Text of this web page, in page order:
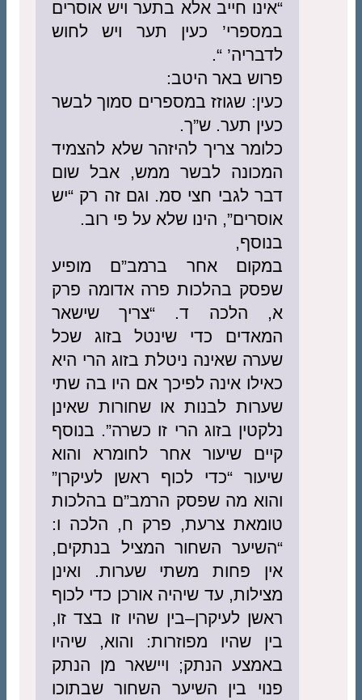
“אינו חייב אלא בתער ויש אוסרים
במספרי’ כעין תער ויש לחוש
לדבריה’ “.
פרוש באר היטב:
כעין: שגוזז במספרים סמוך לבשר
כעין תער. ש”ך.
כלומר צריך להיזהר שלא להצמיד
המכונה לבשר ממש, אבל שום
דבר לגבי חצי סמ. וגם זה רק “יש
אוסרים”, הינו שלא על פי רוב.
בנוסף,
במקום אחר ברמב”ם מופיע
שפסק בהלכות פרה אדומה פרק
א, הלכה ד. “צריך שישאר
המאדים כדי שינטל בזוג שכל
שערה שאינה ניטלת בזוג הרי היא
כאילו אינה לפיכך אם היו בה שתי
שערות לבנות או שחורות שאינן
נלקטין בזוג הרי זו כשרה”. בנוסף
קיים שיעור אחר לחומרא והוא
שיעור “כדי לכוף ראשן לעיקרן”
והוא מה שפסק הרמב”ם בהלכות
טומאת צרעת, פרק ח, הלכה ו:
“השיער השחור המציל בנתקים,
אין פחות משתי שערות. ואינן
מצילות, עד שיהיה אורכן כדי לכוף
ראשן לעיקרן–בין שהיו זו בצד זו,
בין שהיו מפוזרות: והוא, שיהיו
באמצע הנתק; ויישאר מן הנתק
פנוי בין השיער השחור שבתוכו